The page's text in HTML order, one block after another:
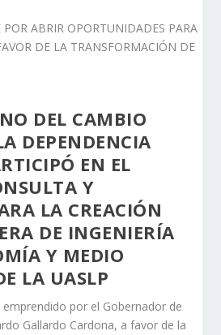
DEL CAMBIO
DEPENDENCIA
EN EL
Y
LA CREACIÓN
DE INGENIERÍA
Y MEDIO
LA UASLP
por el Gobernador de
Gallardo Cardona, a favor de la